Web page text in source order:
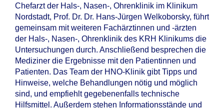
Chefarzt der Hals-, Nasen-, Ohrenklinik im Klinikum
Nordstadt, Prof. Dr. Dr. Hans-Jürgen Welkoborsky, führt
gemeinsam mit weiteren Fachärztinnen und -ärzten
der Hals-, Nasen-, Ohrenklinik des KRH Klinikums die
Untersuchungen durch. Anschließend besprechen die
Mediziner die Ergebnisse mit den Patientinnen und
Patienten. Das Team der HNO-Klinik gibt Tipps und
Hinweise, welche Behandlungen nötig und möglich
sind, und empfiehlt gegebenenfalls technische
Hilfsmittel. Außerdem stehen Informationsstände und